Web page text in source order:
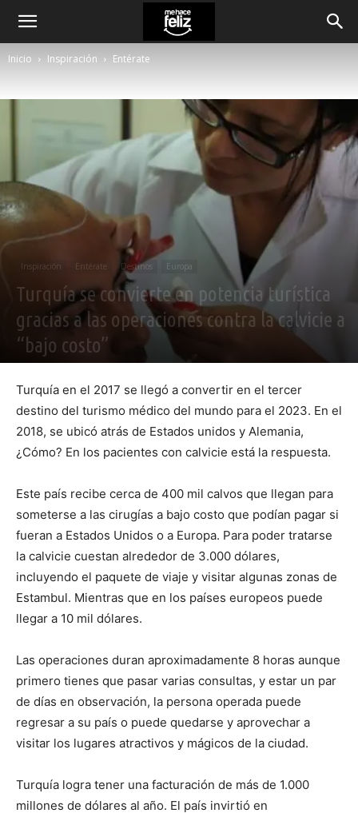
Inicio Inspiración Entérate
Inspiración Entérate Destinos Europa
Turquía se convierte en potencia turística
gracias a las operaciones contra la calvicie a
“bajo costo”
Turquía en el 2017 se llegó a convertir en el tercer
destino del turismo médico del mundo para el 2023. En el
2018, se ubicó atrás de Estados unidos y Alemania,
¿Cómo? En los pacientes con calvicie está la respuesta.
Este país recibe cerca de 400 mil calvos que llegan para
someterse a las cirugías a bajo costo que podían pagar si
fueran a Estados Unidos o a Europa. Para poder tratarse
la calvicie cuestan alrededor de 3.000 dólares,
incluyendo el paquete de viaje y visitar algunas zonas de
Estambul. Mientras que en los países europeos puede
llegar a 10 mil dólares.
Las operaciones duran aproximadamente 8 horas aunque
primero tienes que pasar varias consultas, y estar un par
de días en observación, la persona operada puede
regresar a su país o puede quedarse y aprovechar a
visitar los lugares atractivos y mágicos de la ciudad.
Turquía logra tener una facturación de más de 1.000
millones de dólares al año. El país invirtió en